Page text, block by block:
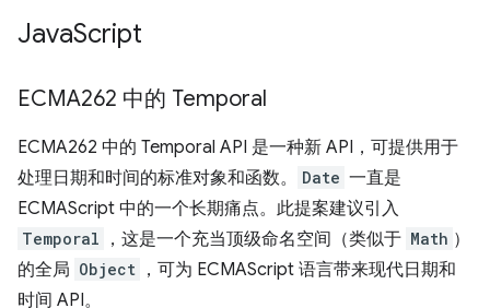
JavaScript
ECMA262 中的 Temporal
ECMA262 中的 Temporal API 是一种新 API，可提供用于
处理日期和时间的标准对象和函数。
Date 一直是
ECMAScript 中的一个长期痛点。此提案建议引入
Temporal ，这是一个充当顶级命名空间（类似于 Math ）
的全局 Object ，可为 ECMAScript 语言带来现代日期和
时间 API。